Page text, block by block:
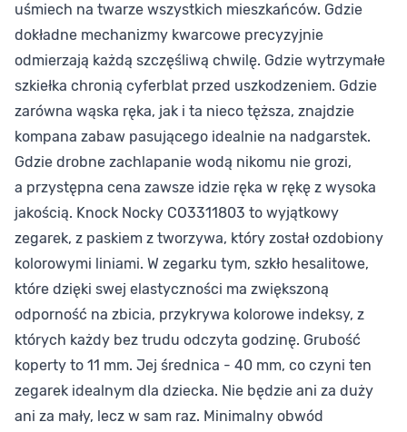
uśmiech na twarze wszystkich mieszkańców. Gdzie
dokładne mechanizmy kwarcowe precyzyjnie
odmierzają każdą szczęśliwą chwilę. Gdzie wytrzymałe
szkiełka chronią cyferblat przed uszkodzeniem. Gdzie
zarówna wąska ręka, jak i ta nieco tęższa, znajdzie
kompana zabaw pasującego idealnie na nadgarstek.
Gdzie drobne zachlapanie wodą nikomu nie grozi,
a przystępna cena zawsze idzie ręka w rękę z wysoka
jakością. Knock Nocky CO3311803 to wyjątkowy
zegarek, z paskiem z tworzywa, który został ozdobiony
kolorowymi liniami. W zegarku tym, szkło hesalitowe,
które dzięki swej elastyczności ma zwiększoną
odporność na zbicia, przykrywa kolorowe indeksy, z
których każdy bez trudu odczyta godzinę. Grubość
koperty to 11 mm. Jej średnica - 40 mm, co czyni ten
zegarek idealnym dla dziecka. Nie będzie ani za duży
ani za mały, lecz w sam raz. Minimalny obwód